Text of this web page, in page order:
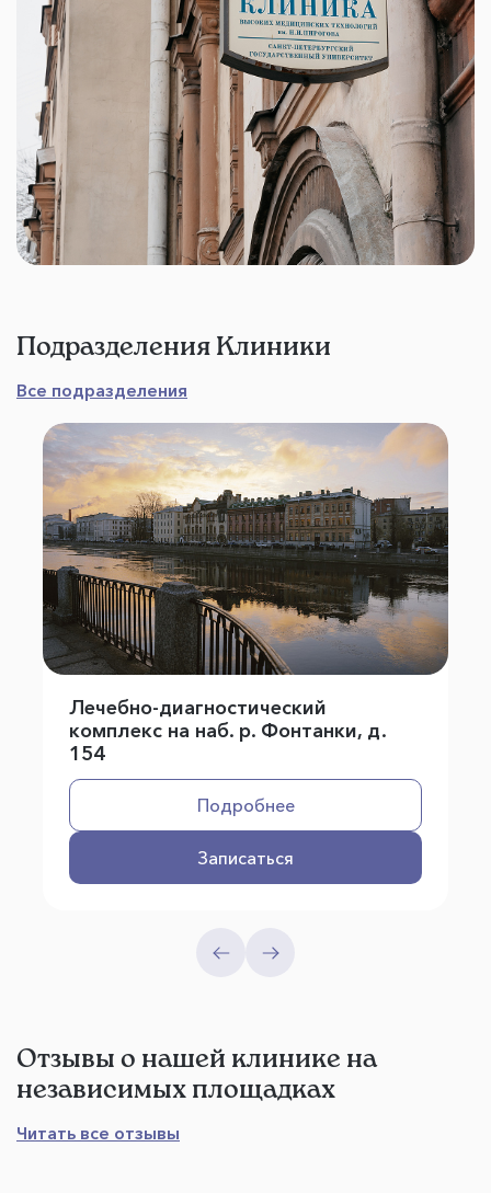
Подразделения Клиники
Все подразделения
Лечебно-диагностический
комплекс на наб. р. Фонтанки, д.
154
Подробнее
Записаться
Отзывы о нашей клинике на
независимых площадках
Читать все отзывы